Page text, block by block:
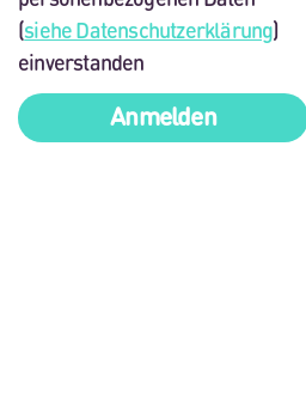
(siehe Datenschutzerklärung)
einverstanden
Anmelden